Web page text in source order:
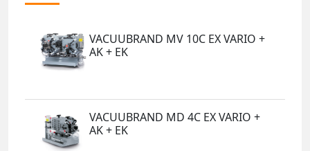
VACUUBRAND MV 10C EX VARIO +
AK + EK
VACUUBRAND MD 4C EX VARIO +
AK + EK